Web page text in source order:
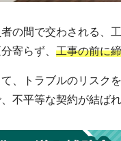
の間で交わされる、
寄らず、 工事の前に
、トラブルのリスク
不平等な契約が結ば